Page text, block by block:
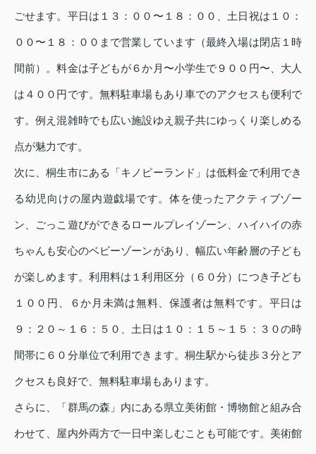
ごせます。平日は１３：００〜１８：００、土日祝は１０：
００〜１８：００まで営業しています（最終入場は閉店１時
間前）。料金は子どもが６か月〜小学生で９００円〜、大人
は４００円です。無料駐車場もあり車でのアクセスも便利で
す。例え混雑時でも広い施設ゆえ親子共にゆっくり楽しめる
点が魅力です。
次に、桐生市にある「キノピーランド」は低料金で利用でき
る幼児向けの屋内遊戯場です。体を使ったアクティブゾー
ン、ごっこ遊びができるロールプレイゾーン、ハイハイの赤
ちゃんも安心のベビーゾーンがあり、幅広い年齢層の子ども
が楽しめます。利用料は１利用区分（６０分）につき子ども
１００円、６か月未満は無料、保護者は無料です。平日は
９：２０～１６：５０、土日は１０：１５～１５：３０の時
間帯に６０分単位で利用できます。桐生駅から徒歩３分とア
クセスも良好で、無料駐車場もあります。
さらに、「群馬の森」内にある県立美術館・博物館と組み合
わせて、屋内外両方で一日中楽しむことも可能です。美術館